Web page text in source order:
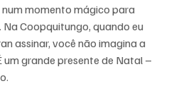
momento mágico para
Coopquitungo, quando eu
assinar, você não imagina a
um grande presente de Natal –